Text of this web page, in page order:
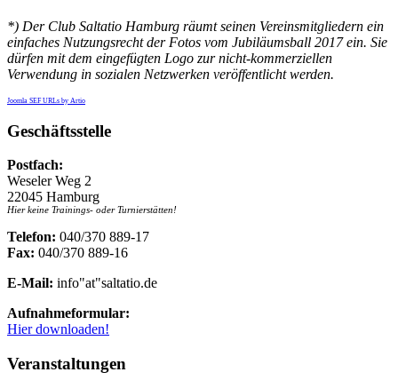
*) Der Club Saltatio Hamburg räumt seinen Vereinsmitgliedern ein
einfaches Nutzungsrecht der Fotos vom Jubiläumsball 2017 ein. Sie
dürfen mit dem eingefügten Logo zur nicht-kommerziellen
Verwendung in sozialen Netzwerken veröffentlicht werden.
Joomla SEF URLs by Artio
Geschäftsstelle
Postfach:
Weseler Weg 2
22045 Hamburg
Hier keine Trainings- oder Turnierstätten!
Telefon: 040/370 889-17
Fax: 040/370 889-16
E-Mail: info"at"saltatio.de
Aufnahmeformular:
Hier downloaden!
Veranstaltungen